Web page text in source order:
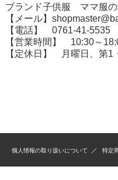
ブランド子供服 ママ服
【メール】
【電話】 0761-41-5535
【営業時間】 10:30～
【定休日】 月曜日、第1
個人情報の取り扱いについて 特定